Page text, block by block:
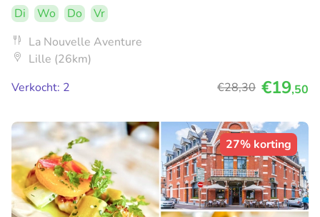
Di Wo Do
Vr
La Nouvelle Aventure
Lille (26km)
Verkocht: 2
€28,30 €19,50
27% korting